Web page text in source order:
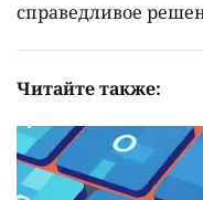
справедливое
Читайте также: